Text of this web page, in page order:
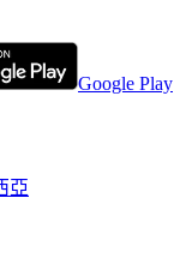
Google Play
亞